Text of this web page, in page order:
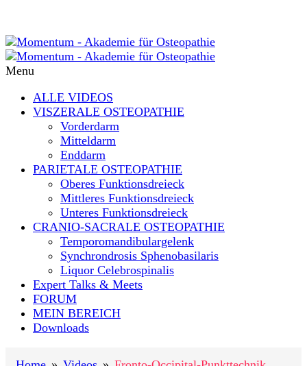
Menu
ALLE VIDEOS
VISZERALE OSTEOPATHIE
Vorderdarm
Mitteldarm
Enddarm
PARIETALE OSTEOPATHIE
Oberes Funktionsdreieck
Mittleres Funktionsdreieck
Unteres Funktionsdreieck
CRANIO-SACRALE OSTEOPATHIE
Temporomandibulargelenk
Synchrondrosis Sphenobasilaris
Liquor Celebrospinalis
Expert Talks & Meets
FORUM
MEIN BEREICH
Downloads